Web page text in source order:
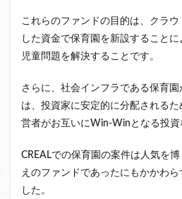
これらのファンドの目的は、クラ
した資金で保育園を新設すること
児童問題を解決することです。
さらに、社会インフラである保育
は、投資家に安定的に分配される
営者がお互いにWin-Winとなる投資
CREALでの保育園の案件は人気を
えのファンドであったにもかかわ
した。